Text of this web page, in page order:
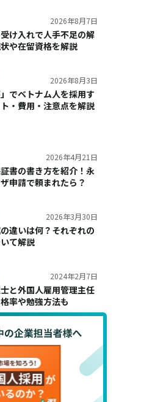
2026年8月7日
け入れで人手不足の解
や在留資格を解説
2026年8月3日
でベトナム人を採用す
・費用・注意点を解説
2026年4月21日
書の書き方を紹介！永
申請で頼まれたら？
2026年3月30日
違いは何？それぞれの
て解説
2024年2月7日
と外国人雇用管理主任
率や勉強方法も